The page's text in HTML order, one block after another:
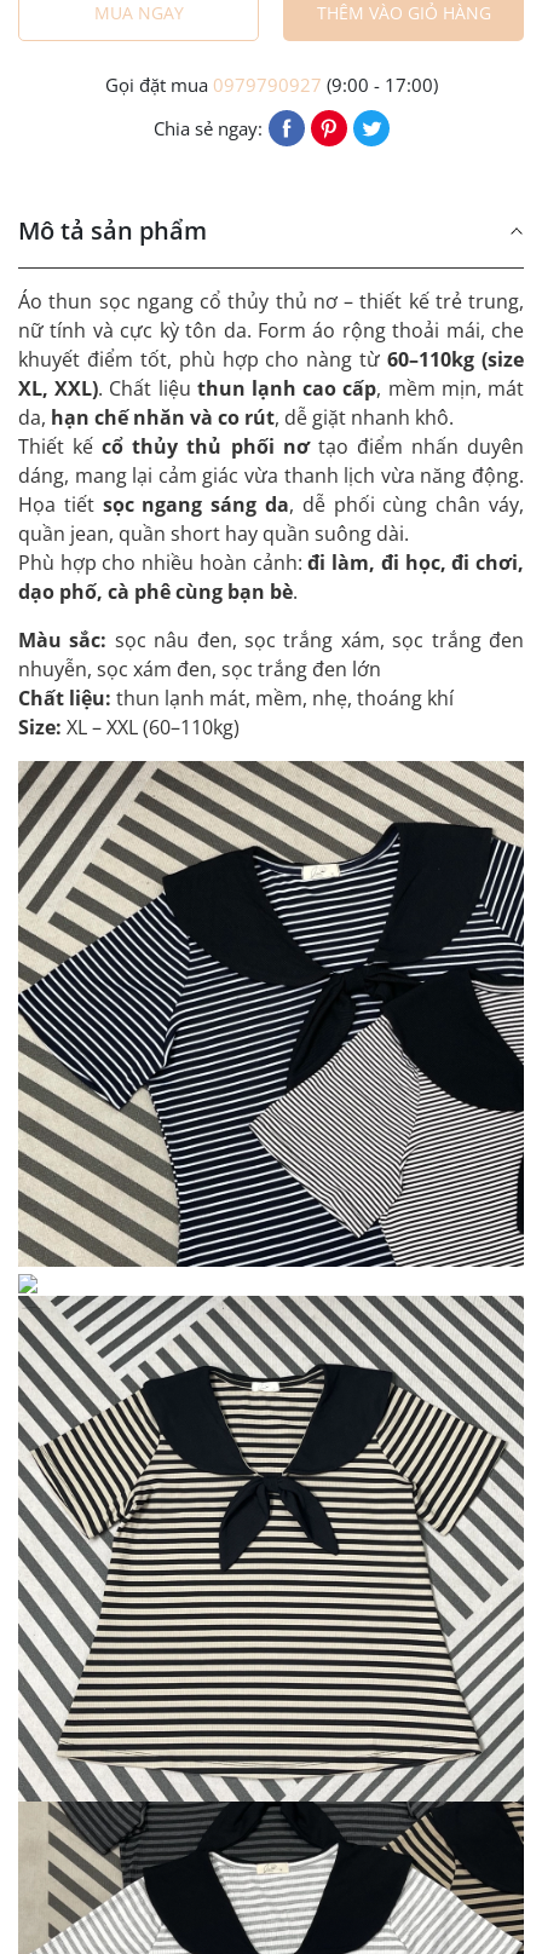
MUA NGAY THÊM VÀO GIỎ HÀNG
Gọi đặt mua 0979790927 (9:00 - 17:00)
Chia sẻ ngay:
Mô tả sản phẩm
Áo thun sọc ngang cổ thủy thủ nơ – thiết kế trẻ trung,
nữ tính và cực kỳ tôn da. Form áo rộng thoải mái, che
khuyết điểm tốt, phù hợp cho nàng từ60–110kg (size
XL, XXL). Chất liệu thun lạnh cao cấp, mềm mịn, mát
da, hạn chế nhăn và co rút, dễ giặt nhanh khô.
Thiết kếcổ thủy thủ phối nơtạo điểm nhấn duyên
dáng, mang lại cảm giác vừa thanh lịch vừa năng động.
Họa tiết sọc ngang sáng da, dễ phối cùng chân váy,
quần jean, quần short hay quần suông dài.
Phù hợp cho nhiều hoàn cảnh:đi làm, đi học, đi chơi,
dạo phố, cà phê cùng bạn bè.
Màu sắc: sọc nâu đen, sọc trắng xám, sọc trắng đen
nhuyễn, sọc xám đen, sọc trắng đen lớn
Chất liệu: thun lạnh mát, mềm, nhẹ, thoáng khí
Size: XL – XXL (60–110kg)